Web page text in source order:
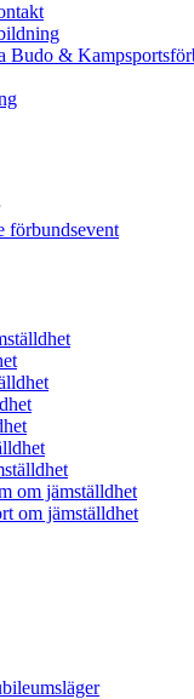
Budo &
förbundsevent
om jämställdhet
om jämställdhet